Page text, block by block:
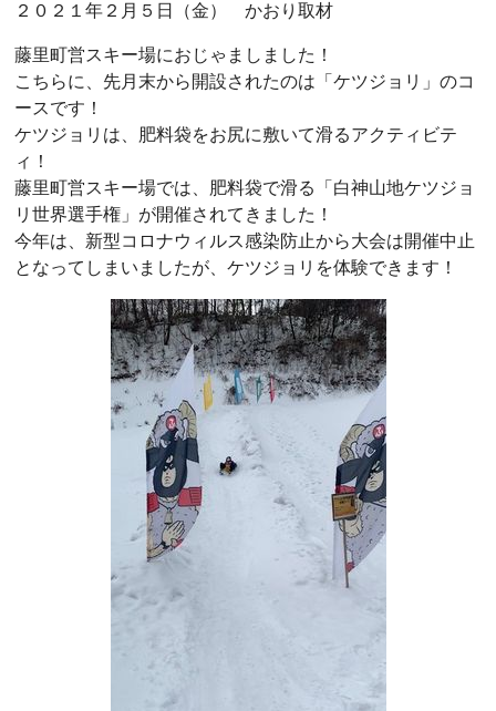
ce
b
o
o
e
n
a
ck
et
er
es
t
２０２１年２月５日（金） かおり取材
藤里町営スキー場におじゃましました！
こちらに、先月末から開設されたのは「ケツジョリ」のコ
ースです！
ケツジョリは、肥料袋をお尻に敷いて滑るアクティビテ
ィ！
藤里町営スキー場では、肥料袋で滑る「白神山地ケツジョ
リ世界選手権」が開催されてきました！
今年は、新型コロナウィルス感染防止から大会は開催中止
となってしまいましたが、ケツジョリを体験できます！